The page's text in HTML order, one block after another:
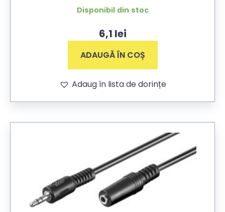
Disponibil din stoc
6,1 lei
ADAUGĂ ÎN COȘ
Adaug în lista de dorințe